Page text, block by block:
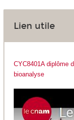
Lien utile
CYC8401A diplôme
bioanalyse